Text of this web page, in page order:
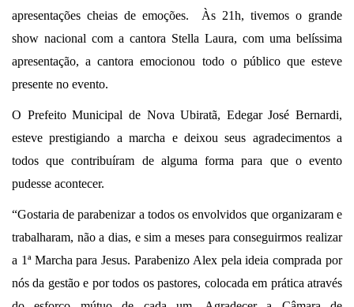
apresentações cheias de emoções. Às 21h, tivemos o grande
show nacional com a cantora Stella Laura, com uma belíssima
apresentação, a cantora emocionou todo o público que esteve
presente no evento.
O Prefeito Municipal de Nova Ubiratã, Edegar José Bernardi,
esteve prestigiando a marcha e deixou seus agradecimentos a
todos que contribuíram de alguma forma para que o evento
pudesse acontecer.
“Gostaria de parabenizar a todos os envolvidos que organizaram e
trabalharam, não a dias, e sim a meses para conseguirmos realizar
a 1ª Marcha para Jesus. Parabenizo Alex pela ideia comprada por
nós da gestão e por todos os pastores, colocada em prática através